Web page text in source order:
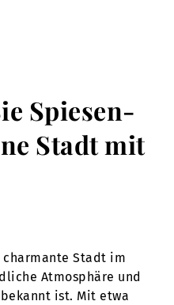
Spiesen-
Stadt mit
Stadt im
Atmosphäre und
ist. Mit etwa